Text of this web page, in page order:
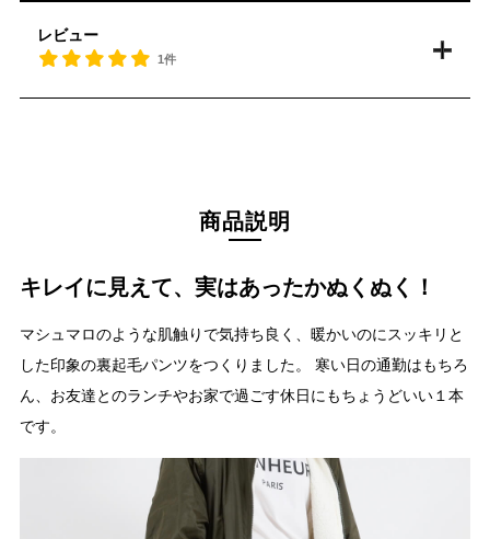
レビュー
1件
商品説明
キレイに見えて、実はあったかぬくぬく！
マシュマロのような肌触りで気持ち良く、暖かいのにスッキリと
した印象の裏起毛パンツをつくりました。 寒い日の通勤はもちろ
ん、お友達とのランチやお家で過ごす休日にもちょうどいい１本
です。